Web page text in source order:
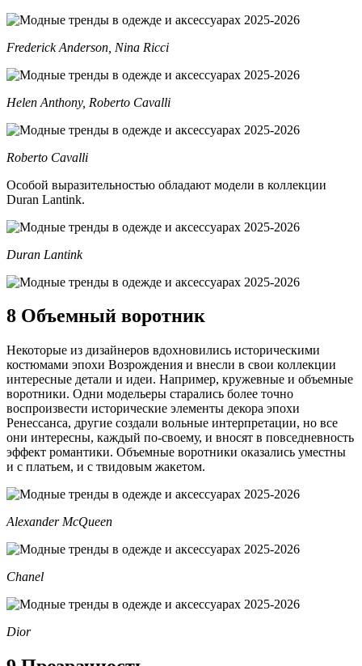
Frederick Anderson, Nina Ricci
Helen Anthony, Roberto Cavalli
Roberto Cavalli
Особой выразительностью обладают модели в коллекции
Duran Lantink.
Duran Lantink
8 Объемный воротник
Некоторые из дизайнеров вдохновились историческими
костюмами эпохи Возрождения и внесли в свои коллекции
интересные детали и идеи. Например, кружевные и объемные
воротники. Одни модельеры старались более точно
воспроизвести исторические элементы декора эпохи
Ренессанса, другие создали вольные интерпретации, но все
они интересны, каждый по-своему, и вносят в повседневность
эффект романтики. Объемные воротники оказались уместны
и с платьем, и с твидовым жакетом.
Alexander McQueen
Chanel
Dior